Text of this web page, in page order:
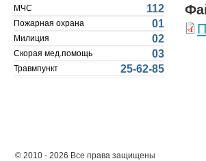
МЧС 112
Пожарная охрана 01
Милиция 02
Скорая мед.помощь 03
Травмпункт 25-62-85
© 2010 - 2026 Все права защищены